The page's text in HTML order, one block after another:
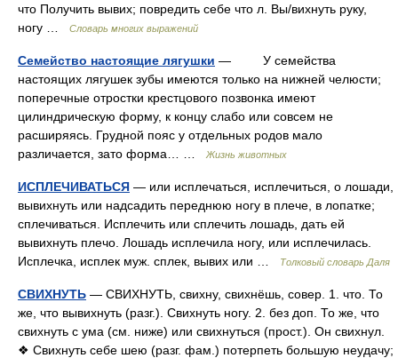
что Получить вывих; повредить себе что л. Вы/вихнуть руку,
ногу …
Словарь многих выражений
Семейство настоящие лягушки — У семейства
настоящих лягушек зубы имеются только на нижней челюсти;
поперечные отростки крестцового позвонка имеют
цилиндрическую форму, к концу слабо или совсем не
расширяясь. Грудной пояс у отдельных родов мало
различается, зато форма… …
Жизнь животных
ИСПЛЕЧИВАТЬСЯ — или исплечаться, исплечиться, о лошади,
вывихнуть или надсадить переднюю ногу в плече, в лопатке;
сплечиваться. Исплечить или сплечить лошадь, дать ей
вывихнуть плечо. Лошадь исплечила ногу, или исплечилась.
Исплечка, исплек муж. сплек, вывих или …
Толковый словарь Даля
СВИХНУТЬ — СВИХНУТЬ, свихну, свихнёшь, совер. 1. что. То
же, что вывихнуть (разг.). Свихнуть ногу. 2. без доп. То же, что
свихнуть с ума (см. ниже) или свихнуться (прост.). Он свихнул.
❖ Свихнуть себе шею (разг. фам.) потерпеть большую неудачу;